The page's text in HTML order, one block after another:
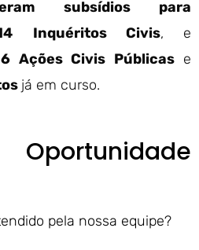
subsídios para
Inquéritos Civis, e
6 Ações Civis Públicas e
já em curso.
pela nossa equipe?